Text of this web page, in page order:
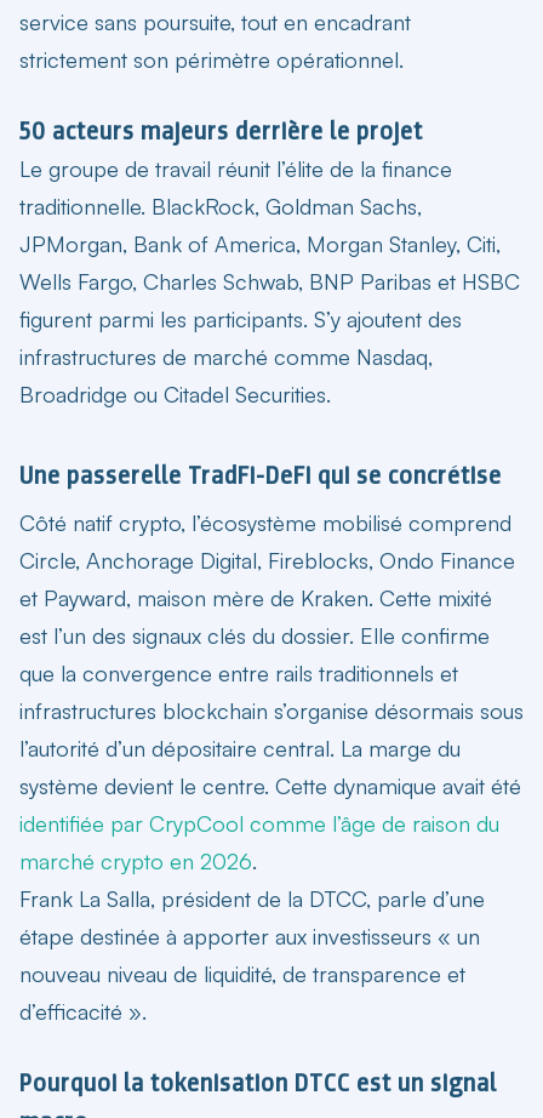
service sans poursuite, tout en encadrant
strictement son périmètre opérationnel.
50 acteurs majeurs derrière le projet
Le groupe de travail réunit l’élite de la finance
traditionnelle. BlackRock, Goldman Sachs,
JPMorgan, Bank of America, Morgan Stanley, Citi,
Wells Fargo, Charles Schwab, BNP Paribas et HSBC
figurent parmi les participants. S’y ajoutent des
infrastructures de marché comme Nasdaq,
Broadridge ou Citadel Securities.
Une passerelle TradFi-DeFi qui se concrétise
Côté natif crypto, l’écosystème mobilisé comprend
Circle, Anchorage Digital, Fireblocks, Ondo Finance
et Payward, maison mère de Kraken. Cette mixité
est l’un des signaux clés du dossier. Elle confirme
que la convergence entre rails traditionnels et
infrastructures blockchain s’organise désormais sous
l’autorité d’un dépositaire central. La marge du
système devient le centre. Cette dynamique avait été
identifiée par CrypCool comme l’âge de raison du
marché crypto en 2026.
Frank La Salla, président de la DTCC, parle d’une
étape destinée à apporter aux investisseurs « un
nouveau niveau de liquidité, de transparence et
d’efficacité ».
Pourquoi la tokenisation DTCC est un signal